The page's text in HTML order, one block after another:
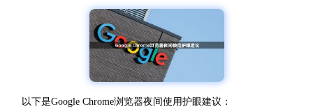
以下是Google Chrome浏览器夜间使用护眼建议：